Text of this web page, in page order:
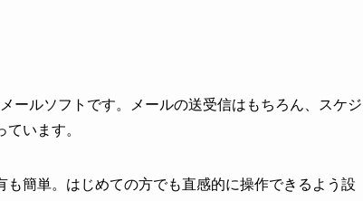
ールソフトです。メールの送受信はもちろん、スケジ
います。
簡単。はじめての方でも直感的に操作できるよう設